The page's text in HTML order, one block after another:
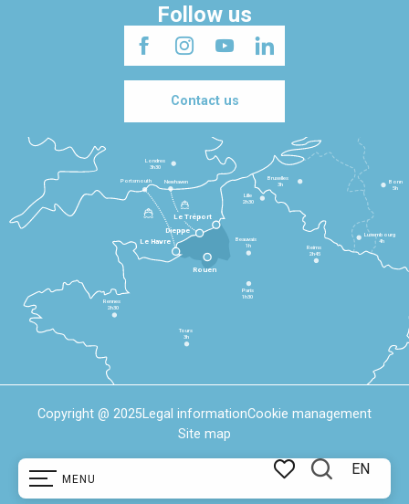
MENU
Voir les favoris
Search
EN
Follow us
Contact us
Le Havre
Dieppe
Le Tréport
Rennes
2h30
Tours
3h
Paris
1h30
Beauvais
1h
Reims
2h45
Lille
2h30
Bruxelles
3h
Londres
3h30
Newhaven
Portsmouth
Bonn
5h
Luxembourg
4h
Rouen
Copyright @ 2025Legal informationCookie management
Site map